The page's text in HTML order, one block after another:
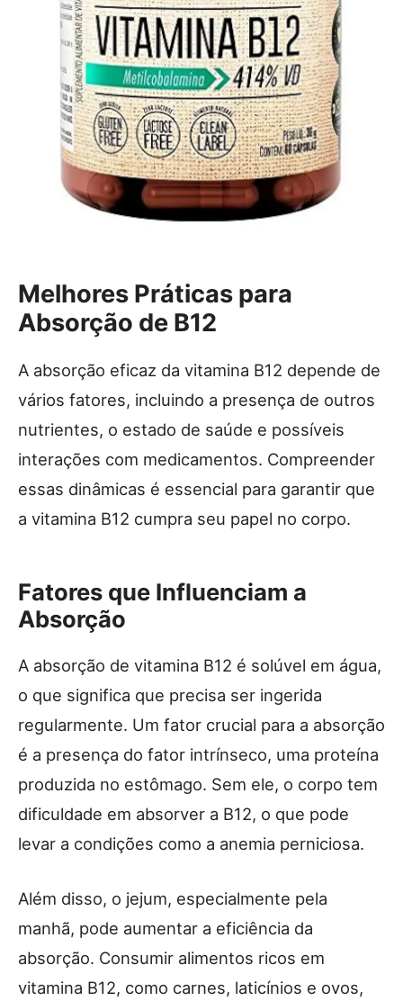
Melhores Práticas para
Absorção de B12
A absorção eficaz da vitamina B12 depende de
vários fatores, incluindo a presença de outros
nutrientes, o estado de saúde e possíveis
interações com medicamentos. Compreender
essas dinâmicas é essencial para garantir que
a vitamina B12 cumpra seu papel no corpo.
Fatores que Influenciam a
Absorção
A absorção de vitamina B12 é solúvel em água,
o que significa que precisa ser ingerida
regularmente. Um fator crucial para a absorção
é a presença do fator intrínseco, uma proteína
produzida no estômago. Sem ele, o corpo tem
dificuldade em absorver a B12, o que pode
levar a condições como a anemia perniciosa.
Além disso, o jejum, especialmente pela
manhã, pode aumentar a eficiência da
absorção. Consumir alimentos ricos em
vitamina B12, como carnes, laticínios e ovos,